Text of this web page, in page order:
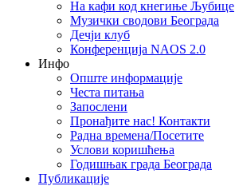
На кафи код кнегиње Љубице
Музички сводови Београда
Дечји клуб
Конференција NAOS 2.0
Инфо
Опште информације
Честа питања
Запослени
Пронађите нас! Контакти
Радна времена/Посетите
Услови коришћења
Годишњак града Београда
Публикације